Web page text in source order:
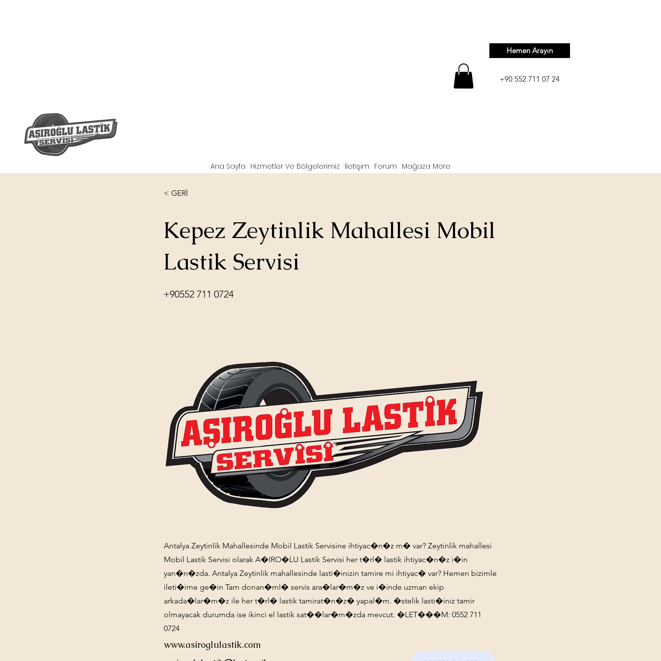
Ana Sayfa Hizmetler Ve Bölgelerimiz İletişim Forum Mağaza More
Hemen Arayın
+90 552 711 07 24
< GERİ
Kepez Zeytinlik Mahallesi Mobil
Lastik Servisi
+90552 711 0724
Antalya Zeytinlik Mahallesinde Mobil Lastik Servisine ihtiyac�n�z m� var? Zeytinlik mahallesi
Mobil Lastik Servisi olarak A�IRO�LU Lastik Servisi her t�rl� lastik ihtiyac�n�z i�in
yan�n�zda. Antalya Zeytinlik mahallesinde lasti�inizin tamire mi ihtiyac� var? Hemen bizimle
ileti�ime ge�in Tam donan�ml� servis ara�lar�m�z ve i�inde uzman ekip
arkada�lar�m�z ile her t�rl� lastik tamirat�n�z� yapal�m. �stelik lasti�iniz tamir
olmayacak durumda ise ikinci el lastik sat��lar�m�zda mevcut. �LET���M: 0552 711
0724
www.asiroglulastik.com